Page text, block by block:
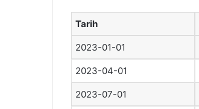
Tarih
2023-01-01
2023-04-01
2023-07-01